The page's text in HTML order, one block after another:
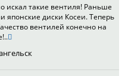
искал такие вентиля! Раньше
японские диски Косеи. Теперь
вентилей конечно на